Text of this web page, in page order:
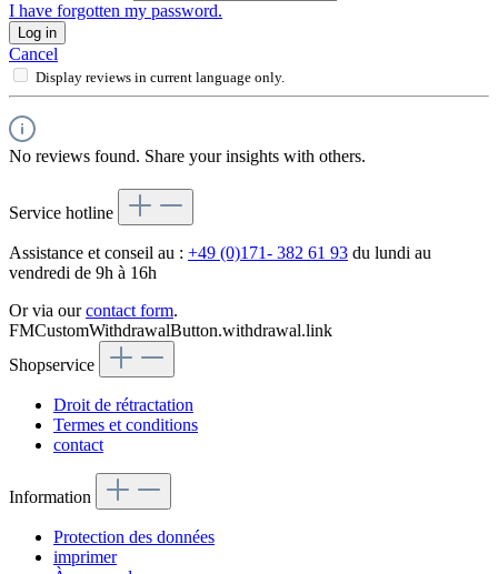
I have forgotten my password.
Log in
Cancel
Display reviews in current language only.
No reviews found. Share your insights with others.
Service hotline
Assistance et conseil au : +49 (0)171- 382 61 93 du lundi au
vendredi de 9h à 16h
Or via ourcontact form.
FMCustomWithdrawalButton.withdrawal.link
Shopservice
Droit de rétractation
Termes et conditions
contact
Information
Protection des données
imprimer